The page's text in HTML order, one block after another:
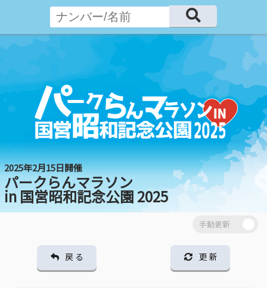
2025年2月15日開催
パークらんマラソン
in 国営昭和記念公園 2025
戻 る 更 新